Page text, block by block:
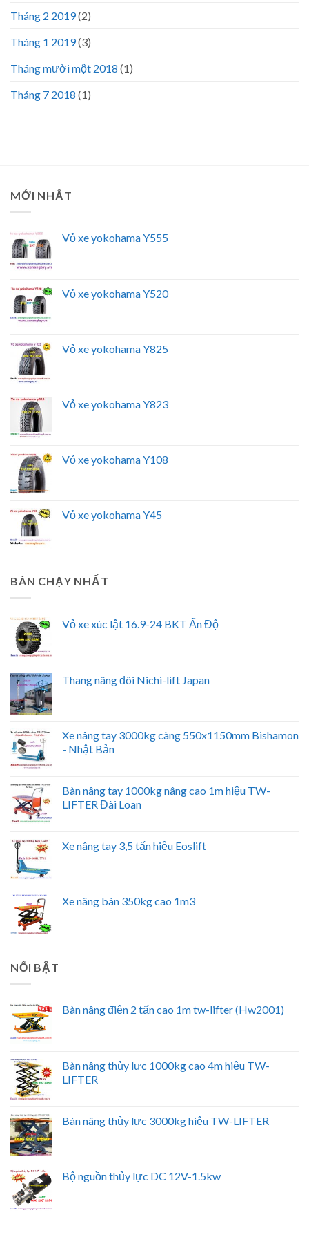
Tháng 2 2019(2)
Tháng 1 2019(3)
Tháng mười một 2018 (1)
Tháng 7 2018 (1)
MỚI NHẤT
Vỏ xe yokohama Y555
Vỏ xe yokohama Y520
Vỏ xe yokohama Y825
Vỏ xe yokohama Y823
Vỏ xe yokohama Y108
Vỏ xe yokohama Y45
BÁN CHẠY NHẤT
Vỏ xe xúc lật 16.9-24 BKT Ấn Độ
Thang nâng đôi Nichi-lift Japan
Xe nâng tay 3000kg càng 550x1150mm Bishamon
- Nhật Bản
Bàn nâng tay 1000kg nâng cao 1m hiệu TW-
LIFTER Đài Loan
Xe nâng tay 3,5 tấn hiệu Eoslift
Xe nâng bàn 350kg cao 1m3
NỔI BẬT
Bàn nâng điện 2 tấn cao 1m tw-lifter (Hw2001)
Bàn nâng thủy lực 1000kg cao 4m hiệu TW-
LIFTER
Bàn nâng thủy lực 3000kg hiệu TW-LIFTER
Bộ nguồn thủy lực DC 12V-1.5kw